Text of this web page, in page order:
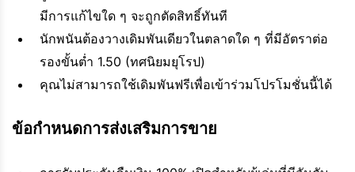
มีการแก้ไขใด ๆ จะถูกตัดสิทธิ์ทันที
นักพนันต้องวางเดิมพันเดียวในตลาดใด ๆ ที่มีอัตราต่อ
รองขั้นต่ำ 1.50 (ทศนิยมยุโรป)
คุณไม่สามารถใช้เดิมพันฟรีเพื่อเข้าร่วมโปรโมชั่นนี้ได้
ข้อกำหนดการส่งเสริมการขาย